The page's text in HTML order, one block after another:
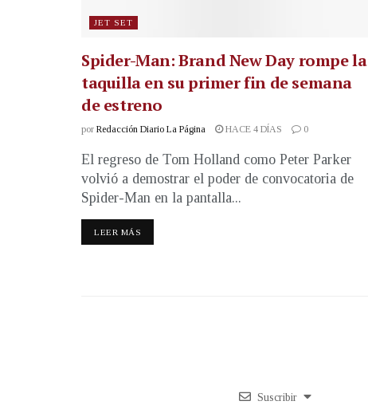
JET SET
Spider-Man: Brand New Day rompe la
taquilla en su primer fin de semana
de estreno
por Redacción Diario La Página HACE 4 DÍAS 0
El regreso de Tom Holland como Peter Parker
volvió a demostrar el poder de convocatoria de
Spider-Man en la pantalla...
LEER MÁS
Suscribir